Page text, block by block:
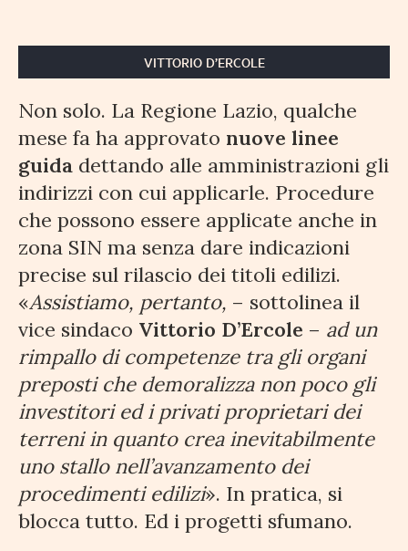
VITTORIO D’ERCOLE
Non solo. La Regione Lazio, qualche
mese fa ha approvato nuove linee
guida dettando alle amministrazioni gli
indirizzi con cui applicarle. Procedure
che possono essere applicate anche in
zona SIN ma senza dare indicazioni
precise sul rilascio dei titoli edilizi.
«Assistiamo, pertanto, – sottolinea il
vice sindaco Vittorio D’Ercole – ad un
rimpallo di competenze tra gli organi
preposti che demoralizza non poco gli
investitori ed i privati proprietari dei
terreni in quanto crea inevitabilmente
uno stallo nell’avanzamento dei
procedimenti edilizi». In pratica, si
blocca tutto. Ed i progetti sfumano.